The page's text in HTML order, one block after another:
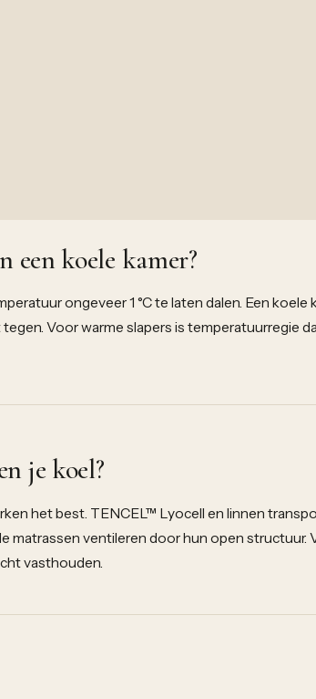
een koele kamer?
ongeveer 1 °C te laten dalen. Een koele
Voor warme slapers is temperatuurregie
je koel?
het best. TENCEL™ Lyocell en linnen
matrassen ventileren door hun open structuur.
vasthouden.